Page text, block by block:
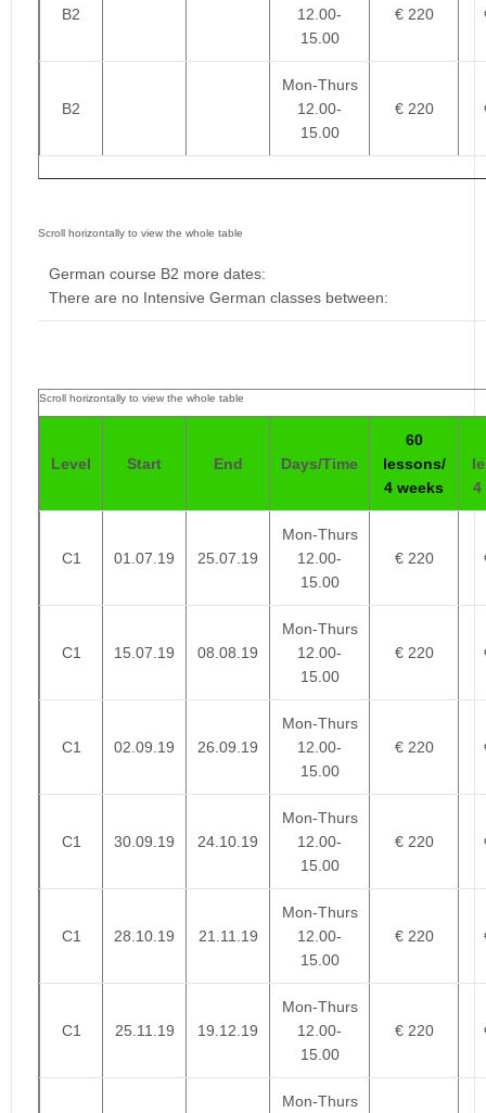
B2
12.00-
15.00
€ 220
B2
Mon-Thurs
12.00-
15.00
€ 220
German course B2 more dates:
There are no Intensive German classes between:
Level Start End Days/Time
60
lessons/
4 weeks
4
C1 01.07.19 25.07.19
Mon-Thurs
12.00-
15.00
€ 220
C1 15.07.19 08.08.19
Mon-Thurs
12.00-
15.00
€ 220
C1 02.09.19 26.09.19
Mon-Thurs
12.00-
15.00
€ 220
C1 30.09.19 24.10.19
Mon-Thurs
12.00-
15.00
€ 220
C1 28.10.19 21.11.19
Mon-Thurs
12.00-
15.00
€ 220
C1 25.11.19 19.12.19
Mon-Thurs
12.00-
15.00
€ 220
Mon-Thurs